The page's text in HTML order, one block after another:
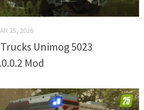
25, 2026
Unimog 5023
Mod